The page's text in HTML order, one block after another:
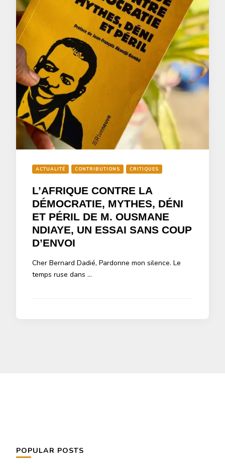
ACTUALITÉ CONTRIBUTIONS CRITIQUES
L’AFRIQUE CONTRE LA
DÉMOCRATIE, MYTHES, DÉNI
ET PÉRIL DE M. OUSMANE
NDIAYE, UN ESSAI SANS COUP
D’ENVOI
Cher Bernard Dadié, Pardonne mon silence. Le
temps ruse dans …
POPULAR POSTS